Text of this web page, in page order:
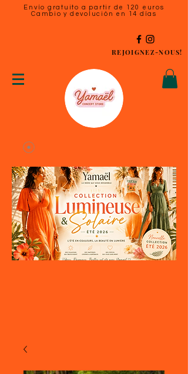
Envío gratuito a partir de 120 euros
Cambio y devolución en 14 días
REJOIGNEZ-NOUS!